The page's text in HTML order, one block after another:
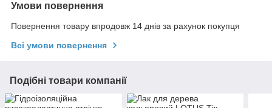
Умови повернення
Повернення товару впродовж 14 днів за рахунок покупця
Всі умови повернення
Подібні товари компанії